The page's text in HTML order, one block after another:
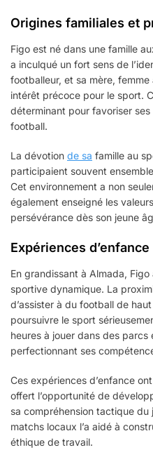
Origines familiales et
Figo est né dans une famille
a inculqué un fort sens de
footballeur, et sa mère,
intérêt précoce pour le sport.
déterminant pour favoriser
football.
La dévotion de sa famille au
participaient souvent
Cet environnement a non
également enseigné les
persévérance dès son jeune
Expériences
En grandissant à Almada,
sportive dynamique. La
d’assister à du football de
poursuivre le sport
heures à jouer dans des parcs
perfectionnant ses
Ces expériences d’enfance
offert l’opportunité de
sa compréhension tactique
matchs locaux l’a aidé à
éthique de travail.